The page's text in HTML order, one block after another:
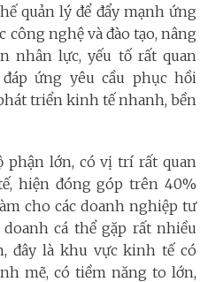
quản lý để đẩy mạnh ứng
công nghệ và đào tạo, nâng
nhân lực, yếu tố rất quan
ứng yêu cầu phục hồi
triển kinh tế nhanh, bền
phận lớn, có vị trí rất quan
hiện đóng góp trên 40%
cho các doanh nghiệp tư
cá thể gặp rất nhiều
đây là khu vực kinh tế có
mẽ, có tiềm năng to lớn,